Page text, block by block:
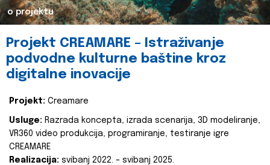
o projektu
Projekt CREAMARE – Istraživanje
podvodne kulturne baštine kroz
digitalne inovacije
Projekt: Creamare
Usluge: Razrada koncepta, izrada scenarija, 3D modeliranje,
VR360 video produkcija, programiranje, testiranje igre
CREAMARE
Realizacija: svibanj 2022. – svibanj 2025.